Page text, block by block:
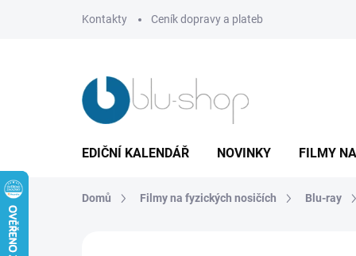
Kontakty Ceník dopravy a plateb
EDIČNÍ KALENDÁŘ NOVINKY FILMY
Domů Filmy na fyzických nosičích Blu-ray